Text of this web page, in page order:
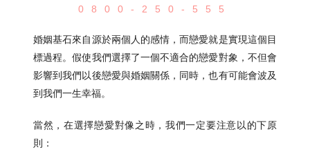
0800-250-555
婚姻基石來自源於兩個人的感情，而戀愛就是實現這個目
標過程。假使我們選擇了一個不適合的戀愛對象，不但會
影響到我們以後戀愛與婚姻關係，同時，也有可能會波及
到我們一生幸福。
當然，在選擇戀愛對像之時，我們一定要注意以的下原
則：